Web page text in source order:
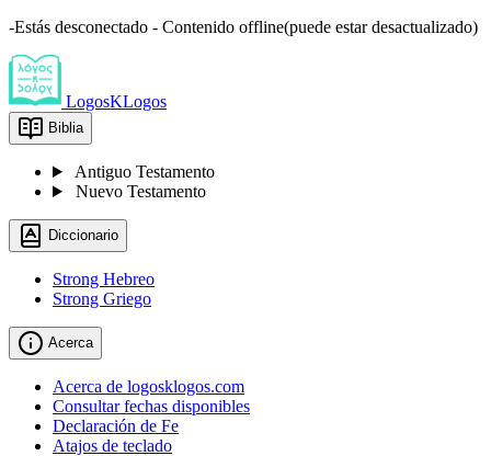
-Estás desconectado - Contenido offline(puede estar desactualizado)
LogosKLogos
Biblia
Antiguo Testamento
Nuevo Testamento
Diccionario
Strong Hebreo
Strong Griego
Acerca
Acerca de logosklogos.com
Consultar fechas disponibles
Declaración de Fe
Atajos de teclado